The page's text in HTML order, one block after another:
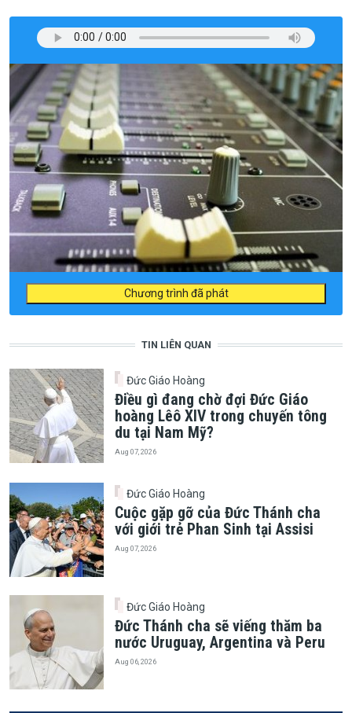
Chương trình đã phát
TIN LIÊN QUAN
Đức Giáo Hoàng
Điều gì đang chờ đợi Đức Giáo
hoàng Lêô XIV trong chuyến tông
du tại Nam Mỹ?
Aug 07, 2026
Đức Giáo Hoàng
Cuộc gặp gỡ của Đức Thánh cha
với giới trẻ Phan Sinh tại Assisi
Aug 07, 2026
Đức Giáo Hoàng
Đức Thánh cha sẽ viếng thăm ba
nước Uruguay, Argentina và Peru
Aug 06, 2026